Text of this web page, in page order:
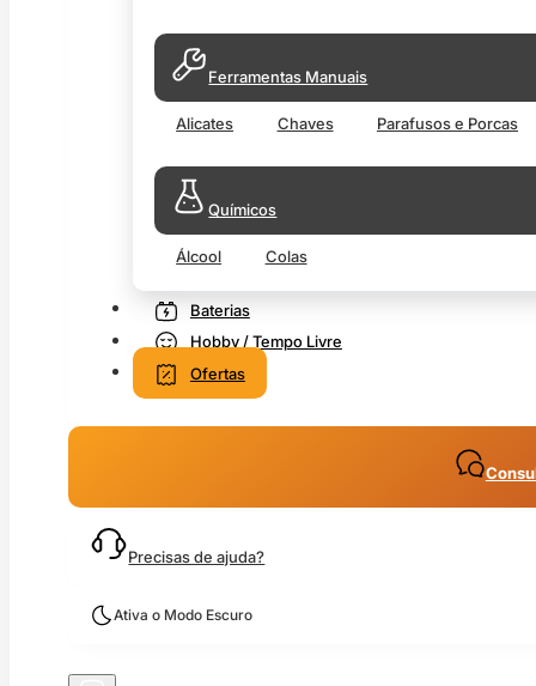
Ferramentas Manuais
Alicates Chaves Parafusos e Porcas
Químicos
Álcool Colas
Baterias
Hobby / Tempo Livre
Ofertas
Precisas de ajuda?
Ativa o Modo Escuro